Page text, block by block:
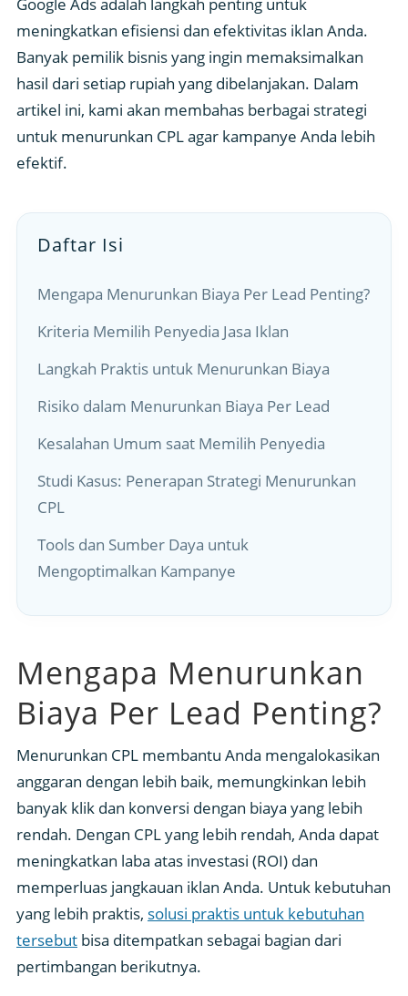
meningkatkan efisiensi dan efektivitas iklan Anda.
Banyak pemilik bisnis yang ingin memaksimalkan
hasil dari setiap rupiah yang dibelanjakan. Dalam
artikel ini, kami akan membahas berbagai strategi
untuk menurunkan CPL agar kampanye Anda lebih
efektif.
Daftar Isi
Mengapa Menurunkan Biaya Per Lead Penting?
Kriteria Memilih Penyedia Jasa Iklan
Langkah Praktis untuk Menurunkan Biaya
Risiko dalam Menurunkan Biaya Per Lead
Kesalahan Umum saat Memilih Penyedia
Studi Kasus: Penerapan Strategi Menurunkan
CPL
Tools dan Sumber Daya untuk
Mengoptimalkan Kampanye
Mengapa Menurunkan
Biaya Per Lead Penting?
Menurunkan CPL membantu Anda mengalokasikan
anggaran dengan lebih baik, memungkinkan lebih
banyak klik dan konversi dengan biaya yang lebih
rendah. Dengan CPL yang lebih rendah, Anda dapat
meningkatkan laba atas investasi (ROI) dan
memperluas jangkauan iklan Anda. Untuk kebutuhan
yang lebih praktis, solusi praktis untuk kebutuhan
tersebut bisa ditempatkan sebagai bagian dari
pertimbangan berikutnya.